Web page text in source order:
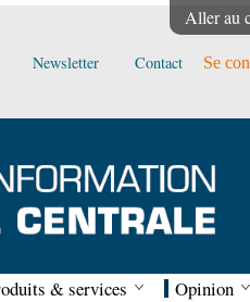
Aller au
Newsletter Contact Se
& services Opinion